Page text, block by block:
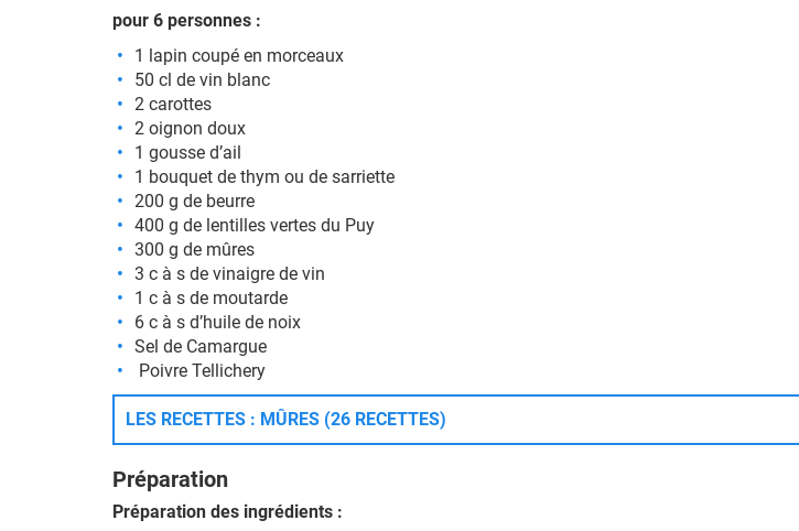
pour 6 personnes :
1 lapin coupé en morceaux
50 cl de vin blanc
2 carottes
2 oignon doux
1 gousse d’ail
1 bouquet de thym ou de sarriette
200 g de beurre
400 g de lentilles vertes du Puy
300 g de mûres
3 c à s de vinaigre de vin
1 c à s de moutarde
6 c à s d’huile de noix
Sel de Camargue
Poivre Tellichery
LES RECETTES : MÛRES (26 RECETTES)
Préparation
Préparation des ingrédients :